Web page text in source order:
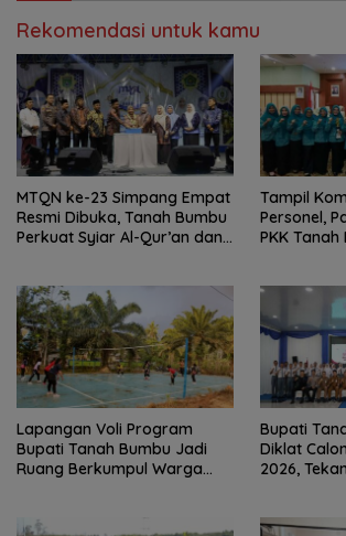
Rekomendasi untuk kamu
MTQN ke-23 Simpang Empat
Resmi Dibuka, Tanah Bumbu
Perkuat Syiar Al-Qur’an dan
Tampil
Personel,
PKK
Lapangan Voli Program
Bupati Tanah Bumbu Jadi
Ruang Berkumpul Warga
Bupati
Diklat
2026,